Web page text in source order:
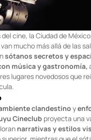
cine, la Ciudad de
mucho más allá de las
sótanos secretos y
música y gastronomía,
lugares novedosos que
clandestino y
Cineclub proyecta una
narrativas y estilos